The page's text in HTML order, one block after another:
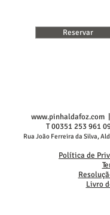
Reservar
www.pinhaldafoz.com
T 00351 253 961
Rua João Ferreira da Silva,
Política de
Livro